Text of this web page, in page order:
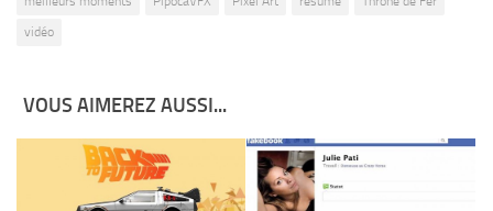
vidéo
VOUS AIMEREZ AUSSI...